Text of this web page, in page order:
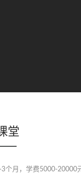
堂
月，学费5000-20000